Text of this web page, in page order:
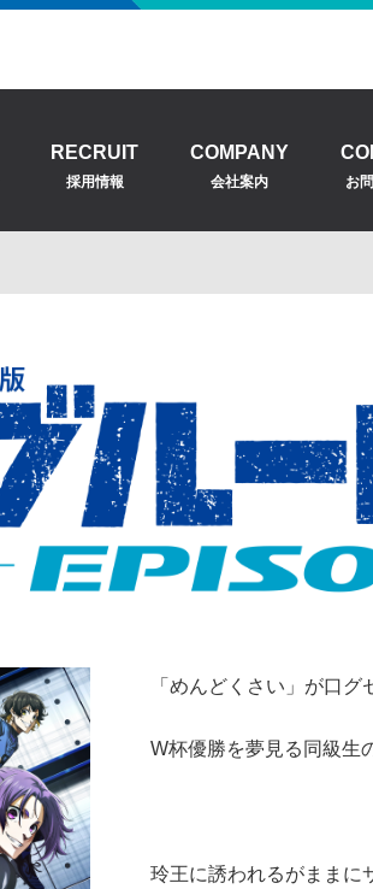
RECRUIT
採用情報
COMPANY
会社案内 お
「めんどくさい」が口
W杯優勝を夢見る同級生
玲王に誘われるがままに